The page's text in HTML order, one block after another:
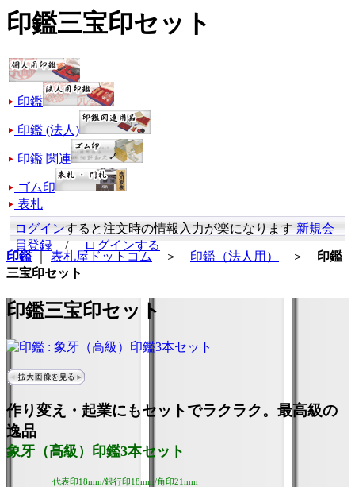
印鑑三宝印セット
印鑑
印鑑 (法人)
印鑑 関連
ゴム印
表札
ログインすると注文時の情報入力が楽になります新規会
員登録 /
ログインする
印鑑
表札屋ドットコム ＞ 印鑑（法人用） ＞ 印鑑
三宝印セット
印鑑三宝印セット
作り変え・起業にもセットでラクラク。最高級の
逸品
象牙（高級）印鑑3本セット
代表印18mm/銀行印18mm/角印21mm